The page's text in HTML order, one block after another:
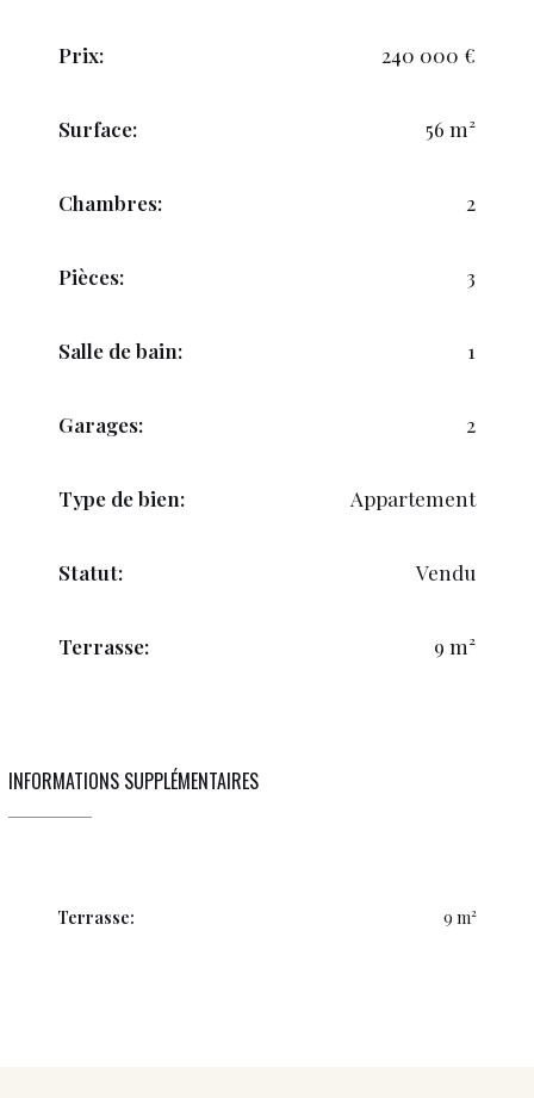
Prix: 240 000 €
Surface: 56 m²
Chambres: 2
Pièces: 3
Salle de bain: 1
Garages: 2
Type de bien: Appartement
Statut: Vendu
Terrasse: 9 m²
INFORMATIONS SUPPLÉMENTAIRES
Terrasse: 9 m²